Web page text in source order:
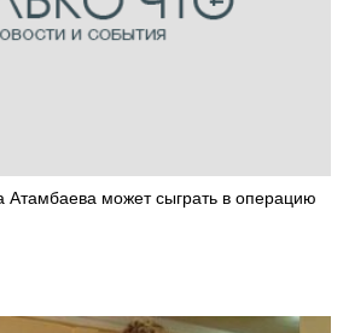
Атамбаева может сыграть в операцию